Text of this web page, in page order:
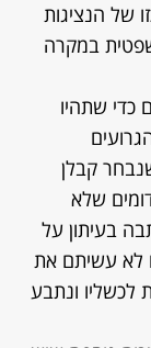
של הנציגות
במקרה
כדי שתהיו
קבלן
שלא
בעיתון על
לא עשיתם את
לכשליו ונתבע